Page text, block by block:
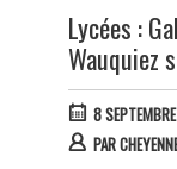
Lycées :
Wauquiez
8
PAR